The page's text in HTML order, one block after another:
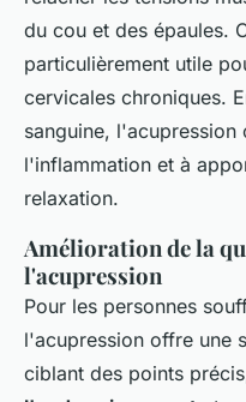
du cou et des épaules.
particulièrement utile
cervicales chroniques.
sanguine,
l'inflammation et à
relaxation.
Amélioration de la
l'acupression
Pour les personnes
l'acupression offre une
ciblant des points